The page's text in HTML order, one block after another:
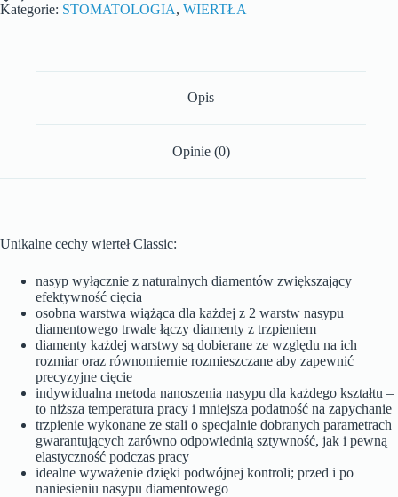
Kategorie: STOMATOLOGIA, WIERTŁA
Opis
Opinie (0)
Unikalne cechy wierteł Classic:
nasyp wyłącznie z naturalnych diamentów zwiększający
efektywność cięcia
osobna warstwa wiążąca dla każdej z 2 warstw nasypu
diamentowego trwale łączy diamenty z trzpieniem
diamenty każdej warstwy są dobierane ze względu na ich
rozmiar oraz równomiernie rozmieszczane aby zapewnić
precyzyjne cięcie
indywidualna metoda nanoszenia nasypu dla każdego kształtu –
to niższa temperatura pracy i mniejsza podatność na zapychanie
trzpienie wykonane ze stali o specjalnie dobranych parametrach
gwarantujących zarówno odpowiednią sztywność, jak i pewną
elastyczność podczas pracy
idealne wyważenie dzięki podwójnej kontroli; przed i po
naniesieniu nasypu diamentowego